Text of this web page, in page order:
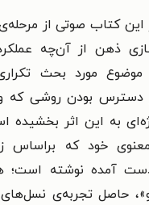
این کتاب صوتی از
ذهن از آن‌چه
مورد بحث
بودن روشی که
به این اثر بخشیده
خود که براساس
آمده نوشته است؛
حاصل تجربه‌ی